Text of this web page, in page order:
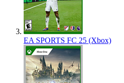
EA SPORTS FC 25 (Xbox)